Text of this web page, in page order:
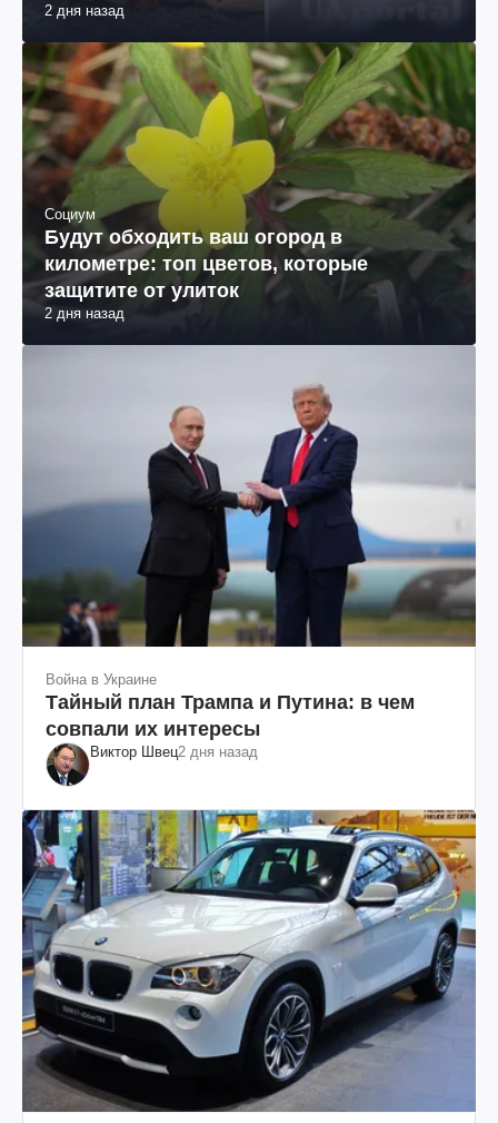
2 дня назад
Социум
Будут обходить ваш огород в
километре: топ цветов, которые
защитите от улиток
2 дня назад
Война в Украине
Тайный план Трампа и Путина: в чем
совпали их интересы
Виктор Швец2 дня назад